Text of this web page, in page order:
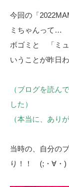
今回の「
ミちゃんって…
ボゴミと 「ミ
いうことが昨日
（ブログを読ん
した）
（本当に、あり
当時の、自分の
り！！ (;・∀・)